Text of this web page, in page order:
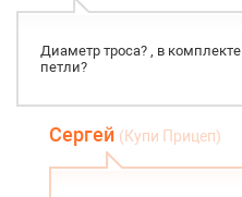
Диаметр троса? , в
петли?
Сергей (Купи Прицеп)